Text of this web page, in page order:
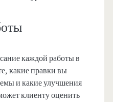
каждой работы в
какие правки вы
и какие улучшения
клиенту оценить